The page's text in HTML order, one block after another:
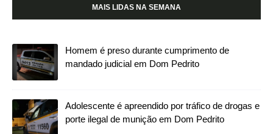
MAIS LIDAS NA SEMANA
Homem é preso durante cumprimento de
mandado judicial em Dom Pedrito
Adolescente é apreendido por tráfico de drogas e
porte ilegal de munição em Dom Pedrito